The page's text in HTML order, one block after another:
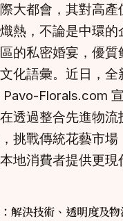
大都會，其對高產
熱，不論是中環的
的私密婚宴，優質
化語彙。近日，全
Pavo-Florals.com
透過整合先進物流
挑戰傳統花藝市場
地消費者提供更現
解決技術、透明度及